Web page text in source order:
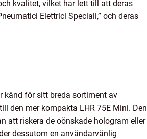
kvalitet, vilket har lett till att deras
Elettrici Speciali,” och deras
känd för sitt breda sortiment av
den mer kompakta LHR 75E Mini. Den
att riskera de oönskade hologram eller
dessutom en användarvänlig